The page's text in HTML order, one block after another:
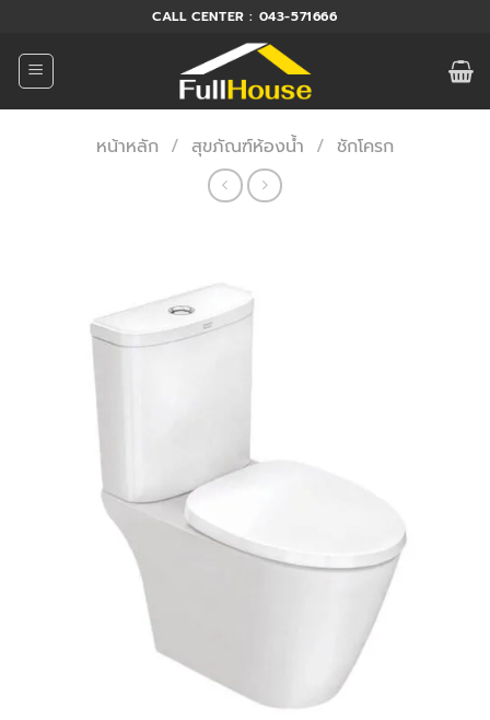
ยัง
เนื้อหา
CALL CENTER : 043-571666
หน้าหลัก / สุขภัณฑ์ห้องน้ำ / ชักโครก